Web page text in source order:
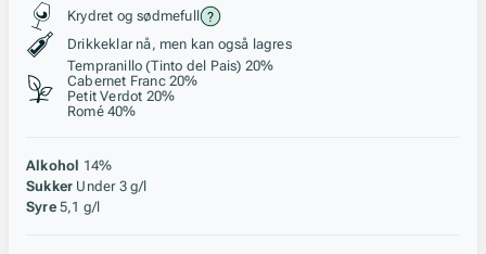
Stil, lagring og råstoff
Krydret og sødmefull
Drikkeklar nå, men kan også lagres
Tempranillo (Tinto del Pais) 20%
Cabernet Franc 20%
Petit Verdot 20%
Romé 40%
Alkohol 14%
Sukker Under 3 g/l
Syre 5,1 g/l